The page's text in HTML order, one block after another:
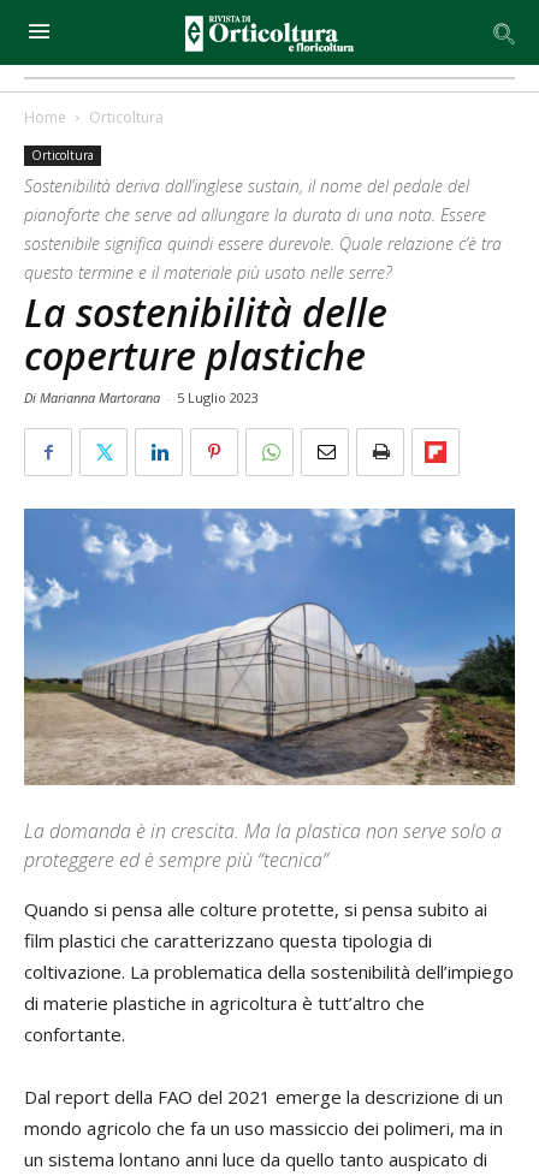
Home Orticoltura
Orticoltura
Sostenibilità deriva dall’inglese sustain, il nome del pedale del
pianoforte che serve ad allungare la durata di una nota. Essere
sostenibile significa quindi essere durevole. Quale relazione c’è tra
questo termine e il materiale più usato nelle serre?
La sostenibilità delle
coperture plastiche
Di Marianna Martorana - 5 Luglio 2023
La domanda è in crescita. Ma la plastica non serve solo a
proteggere ed è sempre più “tecnica”
Quando si pensa alle colture protette, si pensa subito ai
film plastici che caratterizzano questa tipologia di
coltivazione. La problematica della sostenibilità dell’impiego
di materie plastiche in agricoltura è tutt’altro che
confortante.
Dal report della FAO del 2021 emerge la descrizione di un
mondo agricolo che fa un uso massiccio dei polimeri, ma in
un sistema lontano anni luce da quello tanto auspicato di